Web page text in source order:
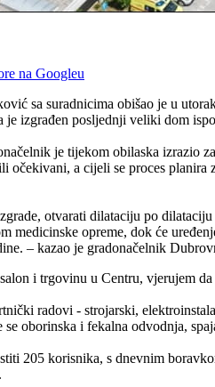
na Googleu
sa suradnicima obišao je u
izgrađen posljednji veliki dom
je tijekom obilaska izrazio
očekivani, a cijeli se proces
otvarati dilataciju po
medicinske opreme, dok će
– kazao je gradonačelnik
i trgovinu u Centru, vjerujem
radovi - strojarski,
oborinska i fekalna odvodnja,
205 korisnika, s dnevnim